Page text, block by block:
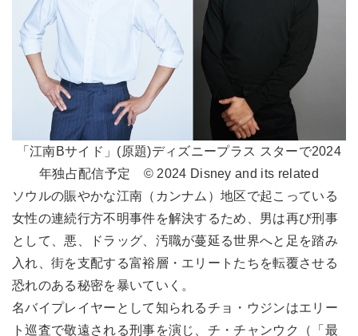
「江南Bサイド」(原題)ディズニープラス スターで2024
年独占配信予定 © 2024 Disney and its related
ソウルの賑やかな江南（カンナム）地区で起こっている
女性の連続行方不明事件を解決するため、男は再び刑事
として、悪、ドラッグ、汚職が蔓延る世界へと足を踏み
入れ、街を支配する富裕層・エリートたちを転覆させる
恐れのある秘密を暴いていく。
名バイプレイヤーとして知られるチョ・ウジンはエリー
ト巡査で敬遠される刑事を演じ、チ・チャンウク（「最